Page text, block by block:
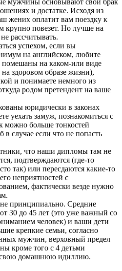
и достатке. Исходя из
жених оплатит вам поездку к
крупно повезет. Но лучше на
рассчитывать.
успехом, если вы
на английском, любите
помешаны на каком-или виде
здоровом образе жизни),
и понимаете немного из
родом претендент на ваше
юридически в законах
уехать замуж, познакомиться с
можно больше тонкостей
в случае если что не попасть
что наши дипломы там не
подтверждаются (где-то
так) или пересдаются какие-то
неприятностей с
фактически везде нужно
принципиально. Средние
30 до 45 лет (это уже важный со
человек) и ваши дети
крепкие семьи, согласно
мужчин, верховный предел
кроме того с 4 детьми
свою домашнюю идиллию.